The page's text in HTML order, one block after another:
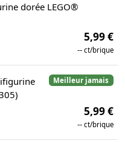
dorée LEGO®
5,99 €
-- ct/brique
Meilleur jamais
5,99 €
-- ct/brique